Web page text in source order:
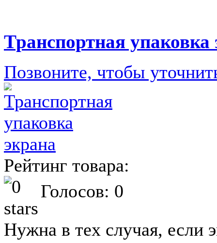
Транспортная упаковка
Позвоните, чтобы
Рейтинг товара:
Голосов: 0
Нужна в тех случая, если